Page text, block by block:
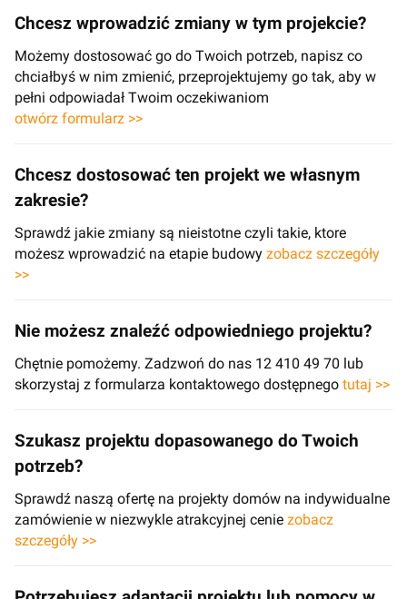
Chcesz wprowadzić zmiany w tym projekcie?
Możemy dostosować go do Twoich potrzeb, napisz co
chciałbyś w nim zmienić, przeprojektujemy go tak, aby w
pełni odpowiadał Twoim oczekiwaniom
otwórz formularz >>
Chcesz dostosować ten projekt we własnym
zakresie?
Sprawdź jakie zmiany są nieistotne czyli takie, ktore
możesz wprowadzić na etapie budowy zobacz szczegóły
>>
Nie możesz znaleźć odpowiedniego projektu?
Chętnie pomożemy. Zadzwoń do nas 12 410 49 70 lub
skorzystaj z formularza kontaktowego dostępnego tutaj >>
Szukasz projektu dopasowanego do Twoich
potrzeb?
Sprawdź naszą ofertę na projekty domów na indywidualne
zamówienie w niezwykle atrakcyjnej cenie zobacz
szczegóły >>